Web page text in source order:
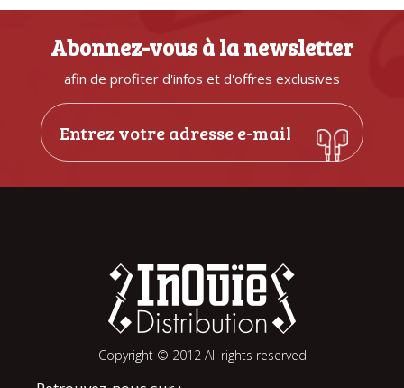
Abonnez-vous à la newsletter
afin de profiter d'infos et d'offres exclusives
Copyright © 2012 All rights reserved